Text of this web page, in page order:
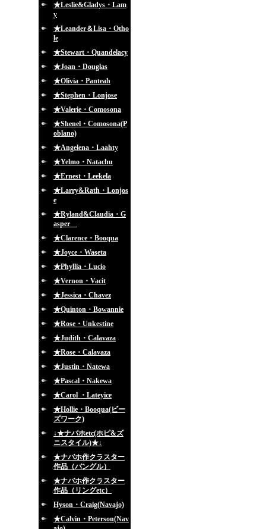
★Leslie&Gladys・Lam
y
★Leander＆Lisa・Otho
le
★Stewart・Quandelacy
★Joan・Douglas
★Olivia・Panteah
★Stephen・Lonjose
★Valerie・Comosona
★Shenel・Comosona(P
oblano)
★Angelena・Laahty
★Yelmo・Natachu
★Ernest・Leekela
★Larry&Rath・Lonjos
e
★Ryland&Claudia・G
asper
★Clarence・Booqua
★Joyce・Waseta
★Phyllia・Lucio
★Vernon・Vacit
★Jessica・Chavez
★Quinton・Bowannie
★Rose・Unkestine
★Judith・Calavaza
★Rose・Calavaza
★Justin・Natewa
★Pascal・Nakewa
★Carol ・Lateyice
★Hollie・Booqua(ビー
ズワーク)
↓★ナバホetc(ホピ&ズ
ニスタイル)★↓
★ナバホ作クラスター
作品（バングル）
★ナバホ作クラスター
作品（リングetc）
Hyson・Craig(Navajo)
★Calvin・Peterson(Nav